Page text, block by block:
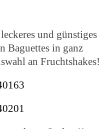
und günstiges
Baguettes in ganz
an Fruchtshakes!